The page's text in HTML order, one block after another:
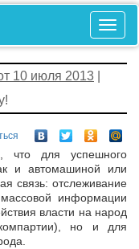
10 июля 2013
что для успешного
и автомашиной или
связь: отслеживание
массовой информации
власти на народ
но и для